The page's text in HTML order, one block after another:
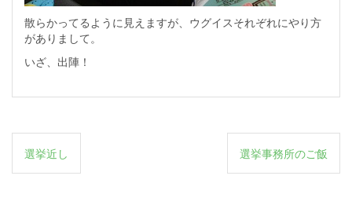
散らかってるように見えますが、ウグイスそれぞれにやり方
がありまして。
いざ、出陣！
投
稿
選挙近し 選挙事務所のご飯